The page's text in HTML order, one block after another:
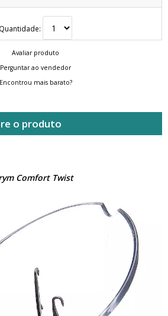
Quantidade:
Avaliar produto
Perguntar ao vendedor
Encontrou mais barato?
o produto
Comfort Twist